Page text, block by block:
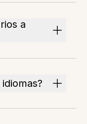
a